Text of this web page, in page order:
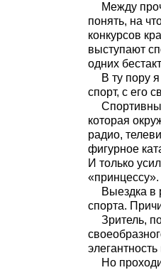
Между
понять, на
конкурсов
выступают
одних
В ту пору
спорт, с его
которая
радио,
фигурное
И только
Выездка в
спорта.
Зритель,
Но